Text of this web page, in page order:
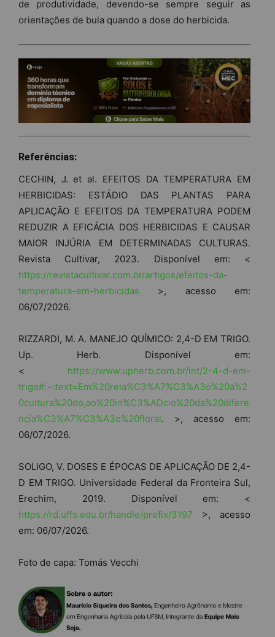
de produtividade, devendo-se sempre seguir as
orientações de bula quando a dose do herbicida.
Referências:
CECHIN, J. et al. EFEITOS DA TEMPERATURA EM
HERBICIDAS: ESTÁDIO DAS PLANTAS PARA
APLICAÇÃO E EFEITOS DA TEMPERATURA PODEM
REDUZIR A EFICÁCIA DOS HERBICIDAS E CAUSAR
MAIOR INJÚRIA EM DETERMINADAS CULTURAS.
Revista Cultivar, 2023. Disponível em: <
https://revistacultivar.com.br/artigos/efeitos-da-
temperatura-em-herbicidas >, acesso em:
06/07/2026.
RIZZARDI, M. A. MANEJO QUÍMICO: 2,4-D EM TRIGO.
Up. Herb. Disponível em:
< https://www.upherb.com.br/int/2-4-d-em-
trigo#:~:text=Em%20rela%C3%A7%C3%A3o%20a%2
0cultura%20do,ao%20in%C3%ADcio%20da%20difere
ncia%C3%A7%C3%A3o%20floral. >, acesso em:
06/07/2026.
SOLIGO, V. DOSES E ÉPOCAS DE APLICAÇÃO DE 2,4-
D EM TRIGO. Universidade Federal da Fronteira Sul,
Erechim, 2019. Disponível em: <
https://rd.uffs.edu.br/handle/prefix/3197 >, acesso
em: 06/07/2026.
Foto de capa: Tomás Vecchi